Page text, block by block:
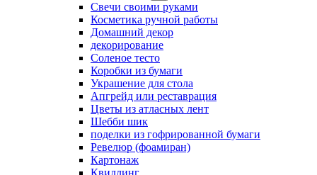
Свечи своими руками
Косметика ручной работы
Домашний декор
декорирование
Соленое тесто
Коробки из бумаги
Украшение для стола
Апгрейд или реставрация
Цветы из атласных лент
Шебби шик
поделки из гофрированной бумаги
Ревелюр (фоамиран)
Картонаж
Квиллинг